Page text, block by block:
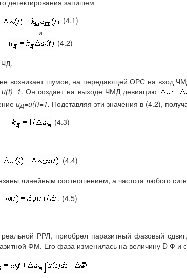
детектирования запишем
(4.1)
и
(4.2)
ЧД.
возникает шумов, на передающей ОРС на вход
. Он создает на выходе ЧМД девиацию
uД=и(t)=1. Подставляя эти значения в (4.2),
(4.3)
(4.4)
линейным соотношением, а частота любого
, (4.5)
РРЛ, приобрел паразитный фазовый
ФМ. Его фаза изменилась на величину D Ф и